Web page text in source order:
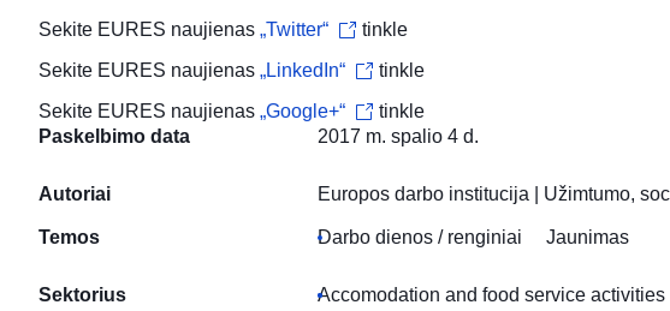
Sekite EURES naujienas „Twitter“
tinkle
Sekite EURES naujienas „LinkedIn“
tinkle
Sekite EURES naujienas „Google+“
tinkle
Paskelbimo data
2017 m. spalio 4 d.
Autoriai Europos darbo institucija Užimtumo,
Temos Darbo dienos / renginiai Jaunimas
Sektorius Accomodation and food service activities